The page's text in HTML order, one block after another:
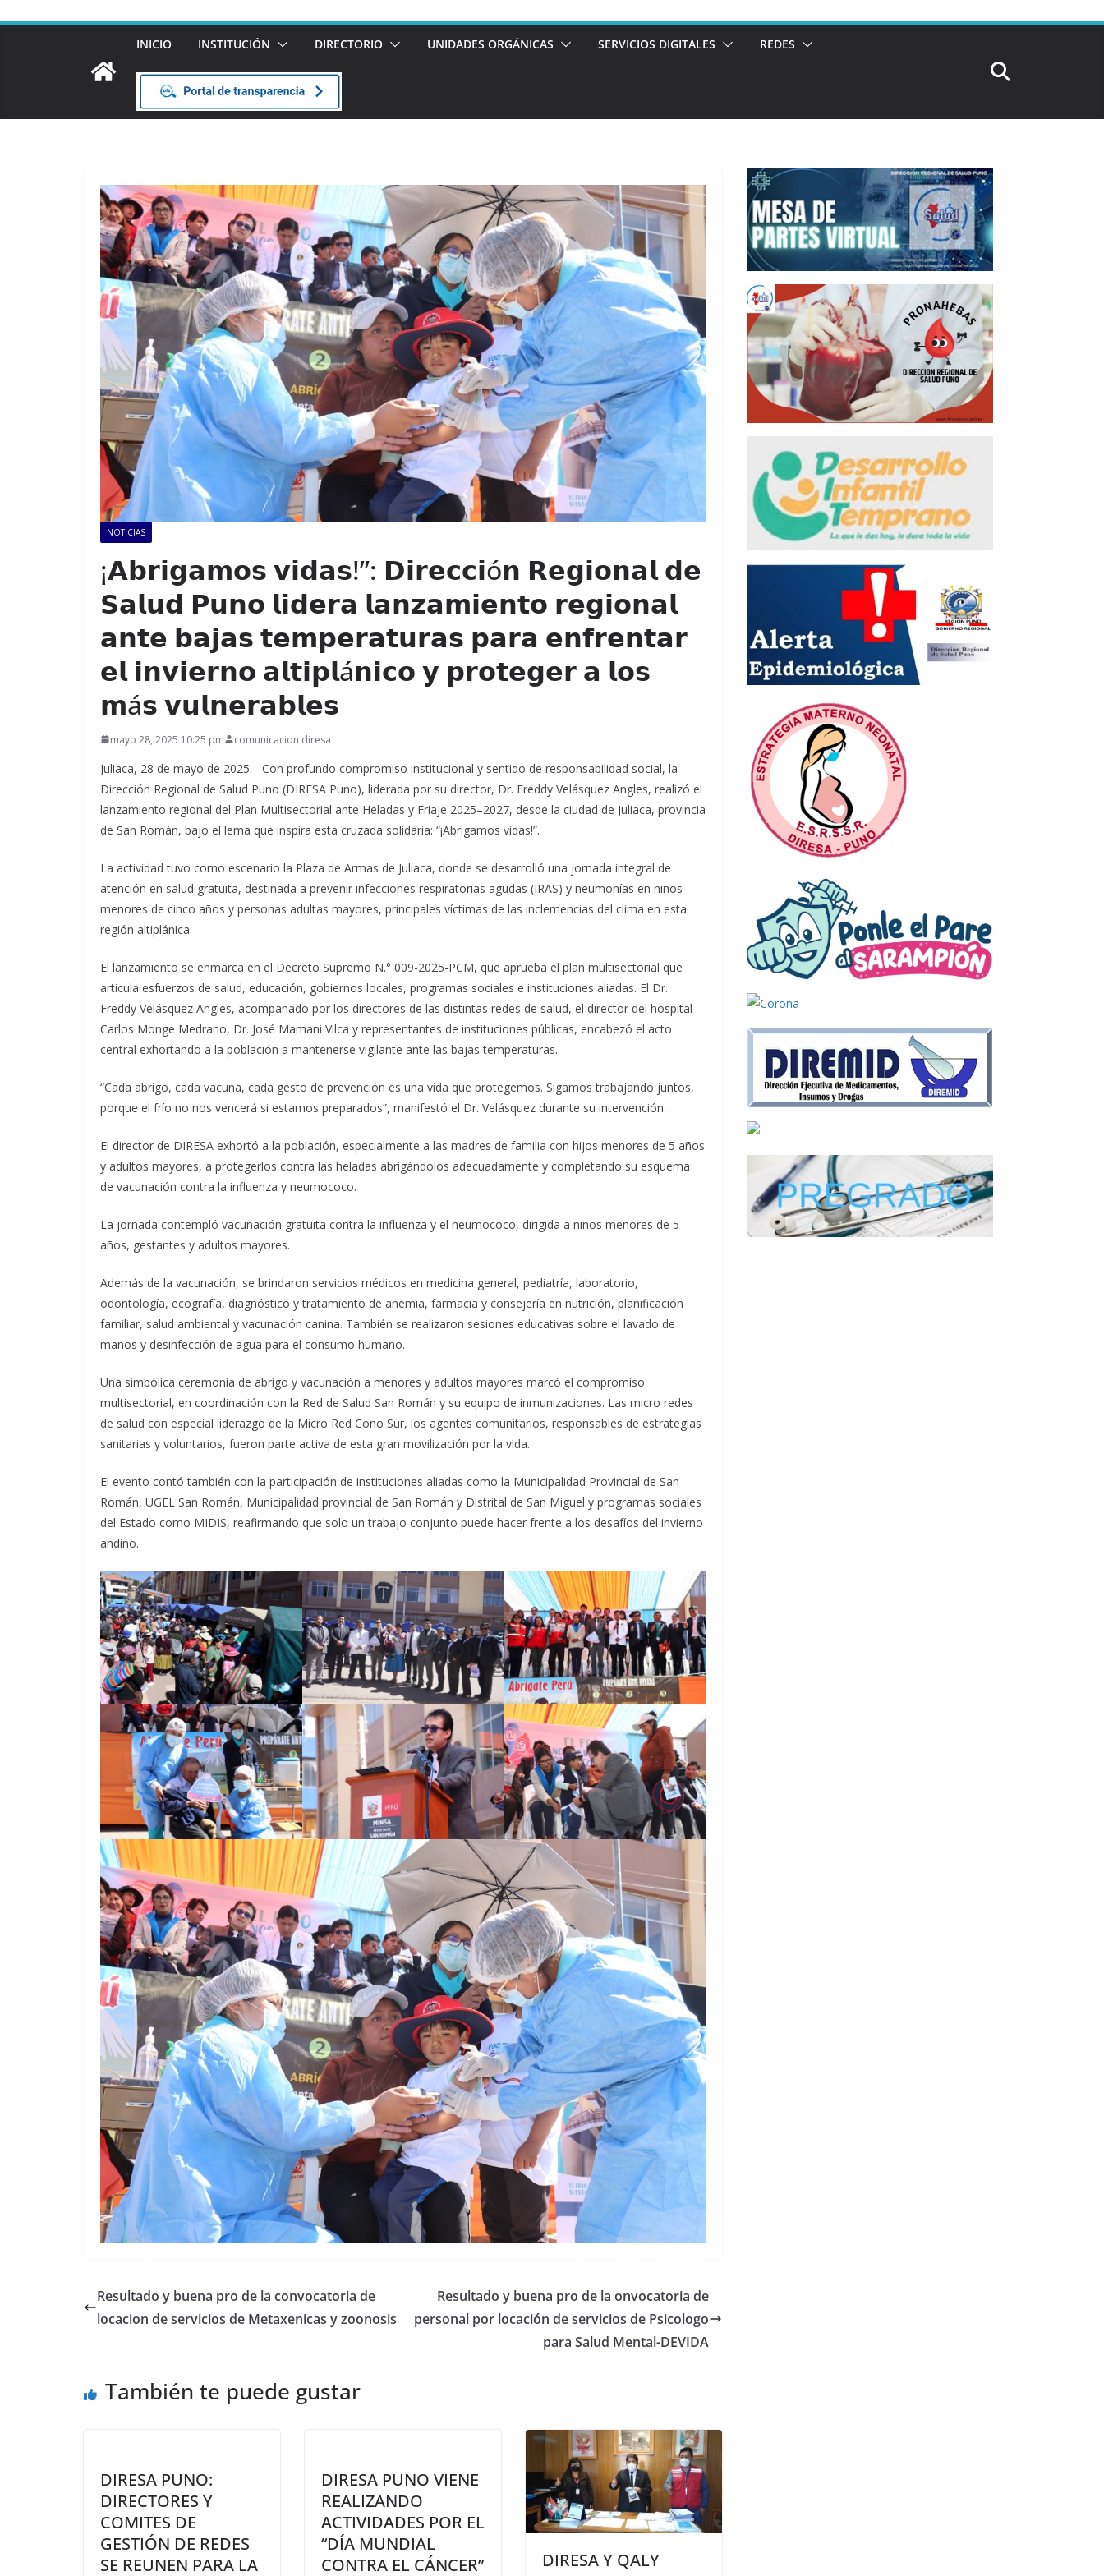
INICIO INSTITUCIÓN DIRECTORIO UNIDADES ORGÁNICAS SERVICIOS DIGITALES REDES
NOTICIAS
¡𝗔𝗯𝗿𝗶𝗴𝗮𝗺𝗼𝘀 𝘃𝗶𝗱𝗮𝘀!”: 𝗗𝗶𝗿𝗲𝗰𝗰𝗶ó𝗻 𝗥𝗲𝗴𝗶𝗼𝗻𝗮𝗹 𝗱𝗲
𝗦𝗮𝗹𝘂𝗱 𝗣𝘂𝗻𝗼 𝗹𝗶𝗱𝗲𝗿𝗮 𝗹𝗮𝗻𝘇𝗮𝗺𝗶𝗲𝗻𝘁𝗼 𝗿𝗲𝗴𝗶𝗼𝗻𝗮𝗹
𝗮𝗻𝘁𝗲 𝗯𝗮𝗷𝗮𝘀 𝘁𝗲𝗺𝗽𝗲𝗿𝗮𝘁𝘂𝗿𝗮𝘀 𝗽𝗮𝗿𝗮 𝗲𝗻𝗳𝗿𝗲𝗻𝘁𝗮𝗿
𝗲𝗹 𝗶𝗻𝘃𝗶𝗲𝗿𝗻𝗼 𝗮𝗹𝘁𝗶𝗽𝗹á𝗻𝗶𝗰𝗼 𝘆 𝗽𝗿𝗼𝘁𝗲𝗴𝗲𝗿 𝗮 𝗹𝗼𝘀
𝗺á𝘀 𝘃𝘂𝗹𝗻𝗲𝗿𝗮𝗯𝗹𝗲𝘀
mayo 28, 2025 10:25 pm comunicacion diresa
Juliaca, 28 de mayo de 2025.– Con profundo compromiso institucional y sentido de responsabilidad social, la
Dirección Regional de Salud Puno (DIRESA Puno), liderada por su director, Dr. Freddy Velásquez Angles, realizó el
lanzamiento regional del Plan Multisectorial ante Heladas y Friaje 2025–2027, desde la ciudad de Juliaca, provincia
de San Román, bajo el lema que inspira esta cruzada solidaria: “¡Abrigamos vidas!”.
La actividad tuvo como escenario la Plaza de Armas de Juliaca, donde se desarrolló una jornada integral de
atención en salud gratuita, destinada a prevenir infecciones respiratorias agudas (IRAS) y neumonías en niños
menores de cinco años y personas adultas mayores, principales víctimas de las inclemencias del clima en esta
región altiplánica.
El lanzamiento se enmarca en el Decreto Supremo N.° 009-2025-PCM, que aprueba el plan multisectorial que
articula esfuerzos de salud, educación, gobiernos locales, programas sociales e instituciones aliadas. El Dr.
Freddy Velásquez Angles, acompañado por los directores de las distintas redes de salud, el director del hospital
Carlos Monge Medrano, Dr. José Mamani Vilca y representantes de instituciones públicas, encabezó el acto
central exhortando a la población a mantenerse vigilante ante las bajas temperaturas.
“Cada abrigo, cada vacuna, cada gesto de prevención es una vida que protegemos. Sigamos trabajando juntos,
porque el frío no nos vencerá si estamos preparados”, manifestó el Dr. Velásquez durante su intervención.
El director de DIRESA exhortó a la población, especialmente a las madres de familia con hijos menores de 5 años
y adultos mayores, a protegerlos contra las heladas abrigándolos adecuadamente y completando su esquema
de vacunación contra la influenza y neumococo.
La jornada contempló vacunación gratuita contra la influenza y el neumococo, dirigida a niños menores de 5
años, gestantes y adultos mayores.
Además de la vacunación, se brindaron servicios médicos en medicina general, pediatría, laboratorio,
odontología, ecografía, diagnóstico y tratamiento de anemia, farmacia y consejería en nutrición, planificación
familiar, salud ambiental y vacunación canina. También se realizaron sesiones educativas sobre el lavado de
manos y desinfección de agua para el consumo humano.
Una simbólica ceremonia de abrigo y vacunación a menores y adultos mayores marcó el compromiso
multisectorial, en coordinación con la Red de Salud San Román y su equipo de inmunizaciones. Las micro redes
de salud con especial liderazgo de la Micro Red Cono Sur, los agentes comunitarios, responsables de estrategias
sanitarias y voluntarios, fueron parte activa de esta gran movilización por la vida.
El evento contó también con la participación de instituciones aliadas como la Municipalidad Provincial de San
Román, UGEL San Román, Municipalidad provincial de San Román y Distrital de San Miguel y programas sociales
del Estado como MIDIS, reafirmando que solo un trabajo conjunto puede hacer frente a los desafíos del invierno
andino.
Resultado y buena pro de la convocatoria de
locacion de servicios de Metaxenicas y zoonosis
Resultado y buena pro de la onvocatoria de
personal por locación de servicios de Psicologo
para Salud Mental-DEVIDA
También te puede gustar
DIRESA PUNO:
DIRECTORES Y
COMITES DE
GESTIÓN DE REDES
SE REUNEN PARA LA
DIRESA PUNO VIENE
REALIZANDO
ACTIVIDADES POR EL
“DÍA MUNDIAL
CONTRA EL CÁNCER”
DIRESA Y QALY